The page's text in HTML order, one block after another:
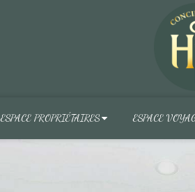
ESPACE PROPRIÉTAIRES ESPACE